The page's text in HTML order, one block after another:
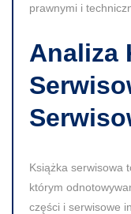
prawnymi i
Analiza
Książka serwisowa
którym
części i serwisowe